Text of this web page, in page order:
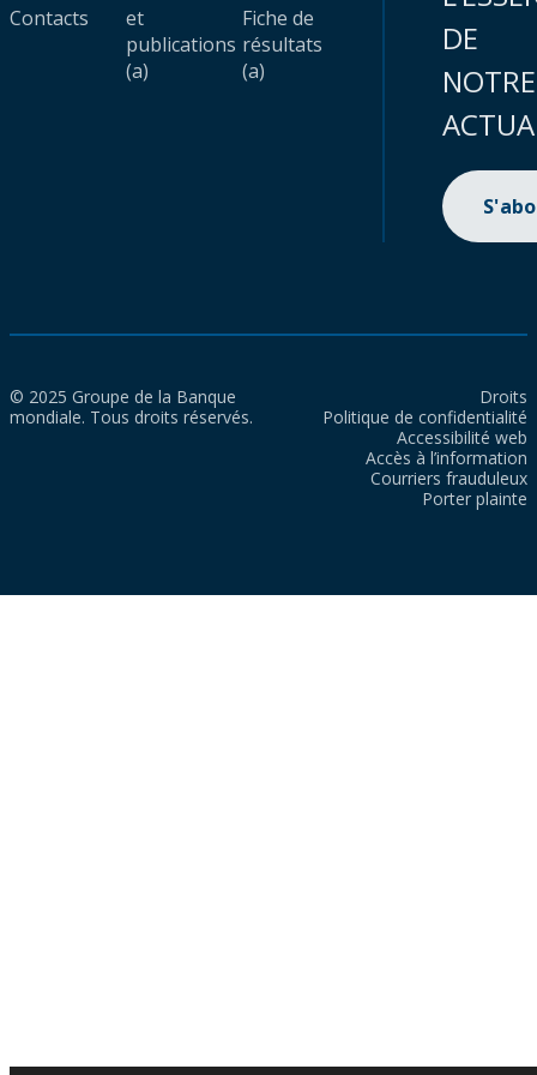
Contacts
et
publications
(a)
Fiche de
résultats
(a)
DE
NOTRE
© 2025 Groupe de la Banque
mondiale. Tous droits réservés.
Droits
Politique de confidentialité
Accessibilité web
Accès à l’information
Courriers frauduleux
Porter plainte